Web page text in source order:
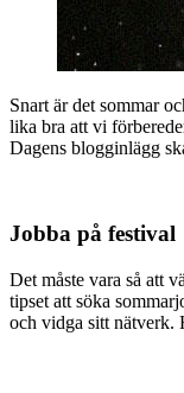
Snart är det sommar
lika bra att vi
Dagens blogginlägg
Jobba på festival
Det måste vara så att
tipset att söka
och vidga sitt nätverk.